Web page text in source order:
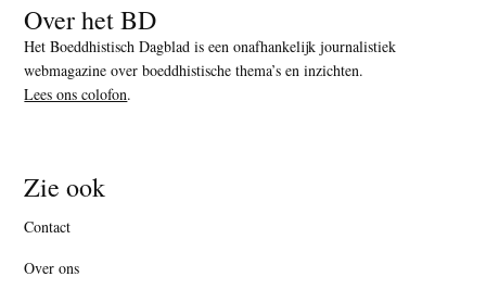
Over het BD
Het Boeddhistisch Dagblad is een onafhankelijk journalistiek
webmagazine over boeddhistische thema’s en inzichten.
Lees ons colofon.
Zie ook
Contact
Over ons